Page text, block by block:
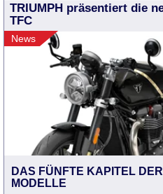
TRIUMPH präsentiert die
TFC
News
DAS FÜNFTE KAPITEL
MODELLE